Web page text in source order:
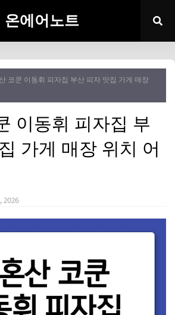
온에어노트
코쿤 이동휘 피자집 부산 피자 맛집 가게 매장
이동휘 피자집 부
가게 매장 위치 어
2026